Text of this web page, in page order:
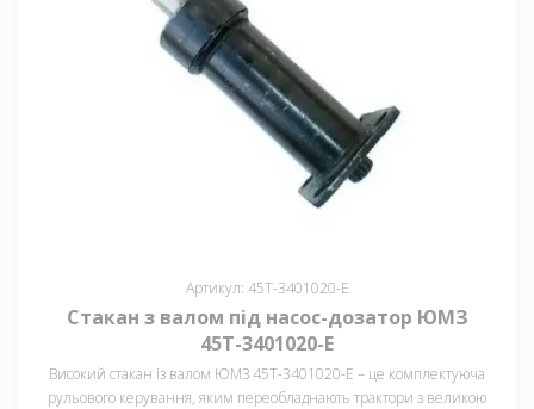
Артикул: 45Т-3401020-Е
Стакан з валом під насос-дозатор ЮМЗ
45Т-3401020-Е
Високий стакан із валом ЮМЗ 45Т-3401020-Е – це комплектуюча
рульового керування, яким переобладнають трактори з великою